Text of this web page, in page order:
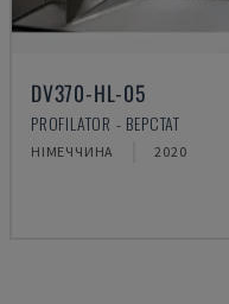
DV370-HL-05
PROFILATOR - ВЕРСТАТ
НІМЕЧЧИНА 2020